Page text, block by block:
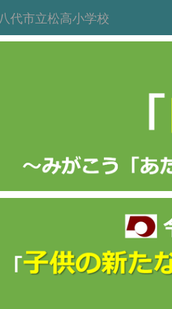
八代市立松高小学校